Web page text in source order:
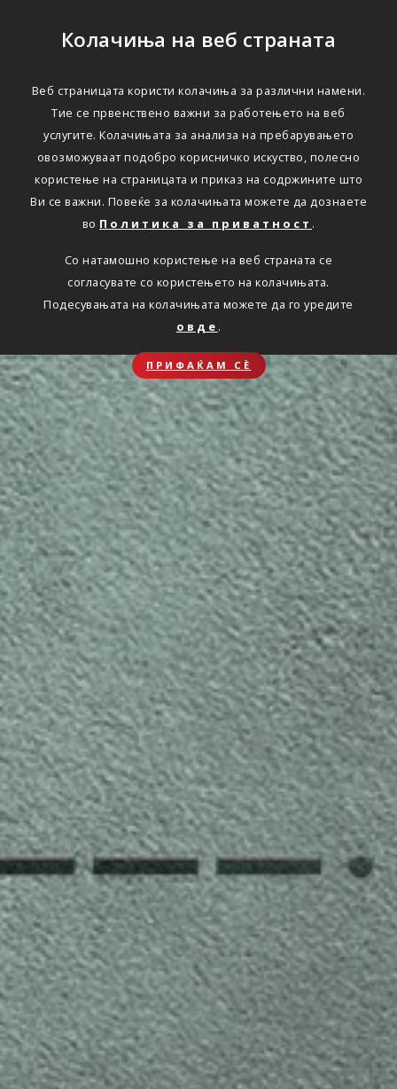
Колачиња на веб страната
Веб страницата користи колачиња за различни намени.
Тие се првенствено важни за работењето на веб
услугите. Колачињата за анализа на пребарувањето
овозможуваат подобро корисничко искуство, полесно
користење на страницата и приказ на содржините што
Ви се важни. Повеќе за колачињата можете да дознаете
во Политика за приватност .
Со натамошно користење на веб страната се
согласувате со користењето на колачињата.
Подесувањата на колачињата можете да го уредите
овде .
ПРИФАЌАМ СЀ